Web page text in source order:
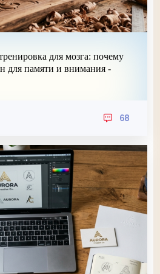
для мозга: почему
для памяти и внимания -
68